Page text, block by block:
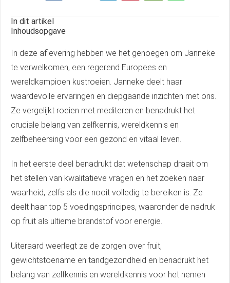
In dit artikel
Inhoudsopgave
In deze aflevering hebben we het genoegen om Janneke
te verwelkomen, een regerend Europees en
wereldkampioen kustroeien. Janneke deelt haar
waardevolle ervaringen en diepgaande inzichten met ons.
Ze vergelijkt roeien met mediteren en benadrukt het
cruciale belang van zelfkennis, wereldkennis en
zelfbeheersing voor een gezond en vitaal leven.
In het eerste deel benadrukt dat wetenschap draait om
het stellen van kwalitatieve vragen en het zoeken naar
waarheid, zelfs als die nooit volledig te bereiken is. Ze
deelt haar top 5 voedingsprincipes, waaronder de nadruk
op fruit als ultieme brandstof voor energie.
Uiteraard weerlegt ze de zorgen over fruit,
gewichtstoename en tandgezondheid en benadrukt het
belang van zelfkennis en wereldkennis voor het nemen